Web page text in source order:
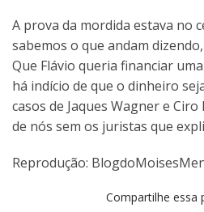
A prova da mordida estava no
sabemos o que andam
Que Flávio queria financiar
há indício de que o dinheiro
casos de Jaques Wagner e
de nós sem os juristas que
Reprodução:
Compartilhe essa